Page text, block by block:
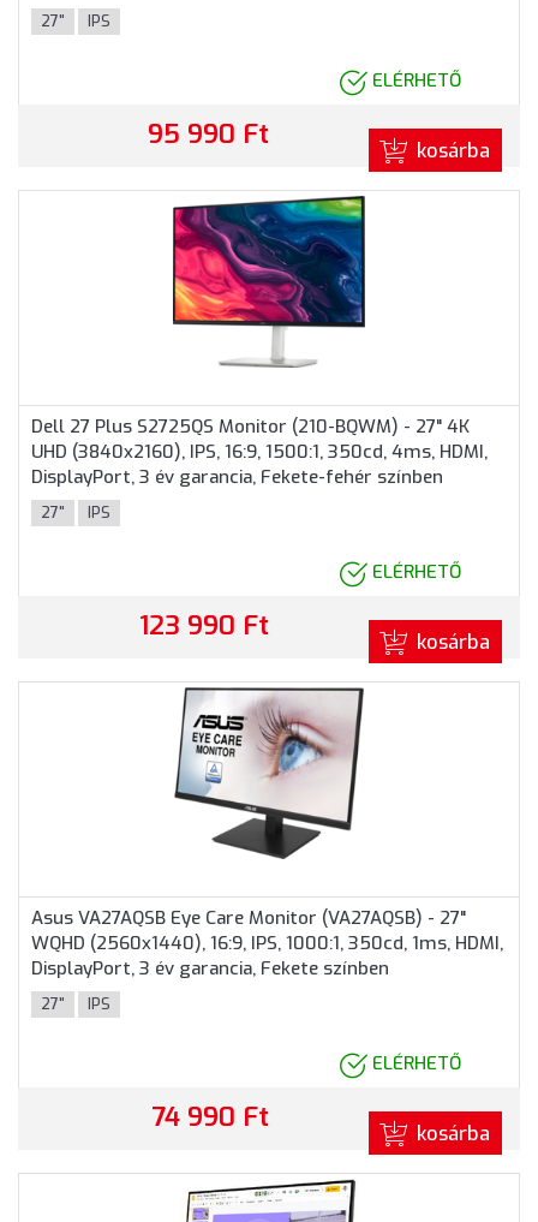
27" IPS
ELÉRHETŐ
95 990 Ft kosárba
Dell 27 Plus S2725QS Monitor (210-BQWM) - 27" 4K
UHD (3840x2160), IPS, 16:9, 1500:1, 350cd, 4ms, HDMI,
DisplayPort, 3 év garancia, Fekete-fehér színben
27" IPS
ELÉRHETŐ
123 990 Ft kosárba
Asus VA27AQSB Eye Care Monitor (VA27AQSB) - 27"
WQHD (2560x1440), 16:9, IPS, 1000:1, 350cd, 1ms, HDMI,
DisplayPort, 3 év garancia, Fekete színben
27" IPS
ELÉRHETŐ
74 990 Ft kosárba